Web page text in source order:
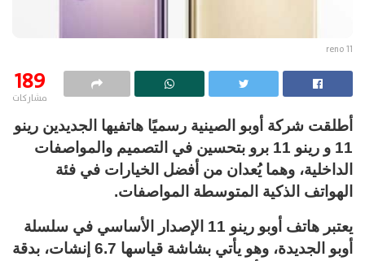
reno 11
189
مشاركات
أطلقت شركة أوبو الصينية رسميًا هاتفيها الجديدين رينو
11 و رينو 11 برو بتحسين في التصميم والمواصفات
الداخلية، وهما يُعدان من أفضل الخيارات في فئة
الهواتف الذكية المتوسطة المواصفات.
يعتبر هاتف أوبو رينو 11 الإصدار الأساسي في سلسلة
أوبو الجديدة، وهو يأتي بشاشة قياسها 6.7 إنشات، بدقة